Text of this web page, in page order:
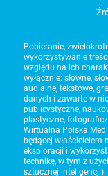
Pobieranie,
wykorzystywanie
względu na ich
wyłącznie: słowne,
audialne, tekstowe,
danych i zawarte w
publicystyczne,
plastyczne,
Wirtualna Polska
będącej właścicielem
eksploracji i
technikę, w tym z
sztucznej